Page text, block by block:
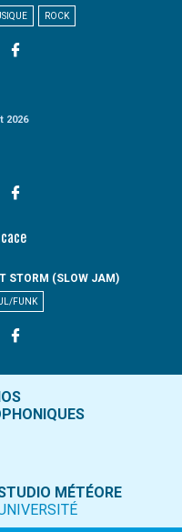
ROCK
2026
STORM (SLOW JAM)
FUNK
MÉTÉORE